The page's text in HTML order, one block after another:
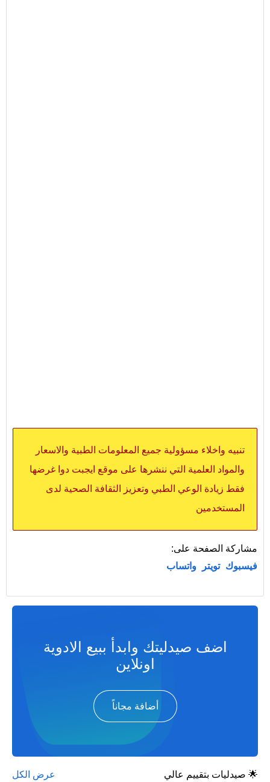
تنبيه واخلاء مسؤولية جميع المعلومات الطبية والاسعار
والمواد العلمية التي ننشرها على موقع ايجبت دوا غرضها
فقط زيادة الوعي الطبي وتعزيز الثقافة الصحية لدى
المستخدمين
مشاركة الصفحة على:
فيسبوك تويتر واتساب
اضف صيدليتك وابدأ ببيع الادوية
اونلاين
أضافة مجاناً
🌟 صيدليات بتقييم عالي عرض الكل